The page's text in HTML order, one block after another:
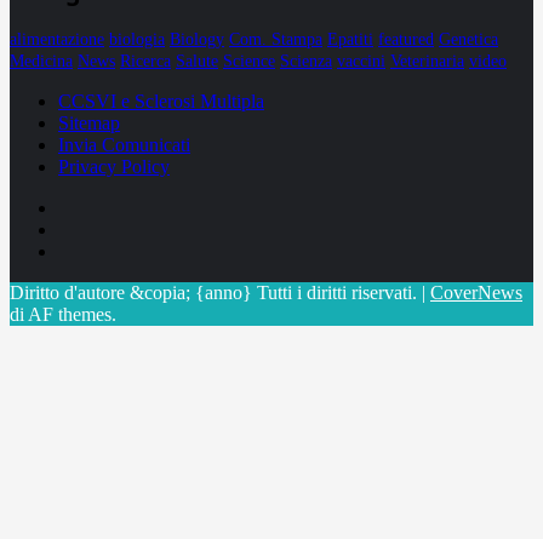
alimentazione biologia Biology Com. Stampa Epatiti featured Genetica
Medicina News Ricerca Salute Science Scienza vaccini Veterinaria video
CCSVI e Sclerosi Multipla
Sitemap
Invia Comunicati
Privacy Policy
Diritto d'autore &copia; {anno} Tutti i diritti riservati. | CoverNews
di AF themes.